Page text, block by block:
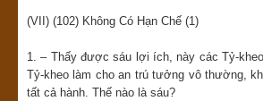
(VII) (102) Không Có Hạn Chế (1)
1. – Thấy được sáu lợi ích, này các Tỷ-
Tỷ-kheo làm cho an trú tưởng vô thường,
tất cả hành. Thế nào là sáu?